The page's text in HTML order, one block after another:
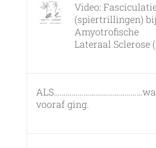
Video:
(spiertrillingen) bij
Amyotrofische
Lateraal Sclerose
vooraf ging.